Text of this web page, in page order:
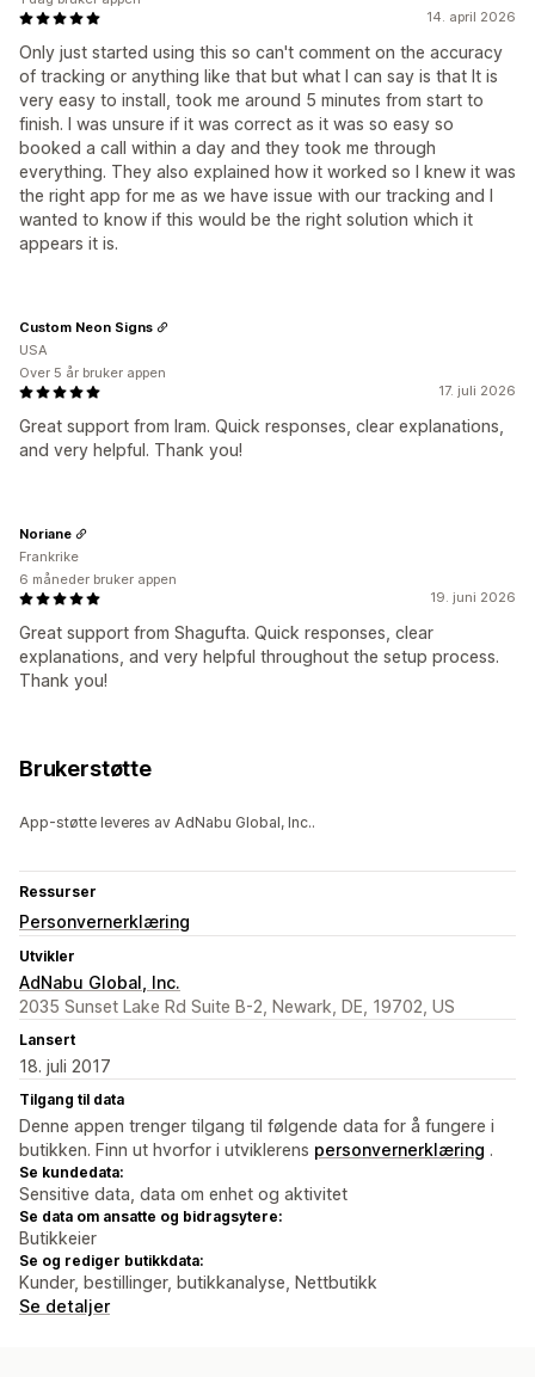
14. april 2026
Only just started using this so can't comment on the accuracy
of tracking or anything like that but what I can say is that It is
very easy to install, took me around 5 minutes from start to
finish. I was unsure if it was correct as it was so easy so
booked a call within a day and they took me through
everything. They also explained how it worked so I knew it was
the right app for me as we have issue with our tracking and I
wanted to know if this would be the right solution which it
appears it is.
17. juli 2026
Great support from Iram. Quick responses, clear explanations,
and very helpful. Thank you!
Custom Neon Signs
USA
Over 5 år bruker appen
19. juni 2026
Great support from Shagufta. Quick responses, clear
explanations, and very helpful throughout the setup process.
Thank you!
Noriane
Frankrike
6 måneder bruker appen
Brukerstøtte
App-støtte leveres av AdNabu Global, Inc..
Ressurser
Personvernerklæring
Utvikler
AdNabu Global, Inc.
2035 Sunset Lake Rd Suite B-2, Newark, DE, 19702, US
Lansert
18. juli 2017
Tilgang til data
Denne appen trenger tilgang til følgende data for å fungere i
butikken. Finn ut hvorfor i utviklerens personvernerklæring .
Se kundedata:
Sensitive data, data om enhet og aktivitet
Se data om ansatte og bidragsytere:
Butikkeier
Se og rediger butikkdata:
Kunder, bestillinger, butikkanalyse, Nettbutikk
Se detaljer